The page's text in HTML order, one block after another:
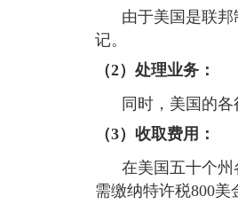
由于美国是联
记。
（2）处理业务：
同时，美国的
（3）收取费用：
在美国五十个
需缴纳特许税800美